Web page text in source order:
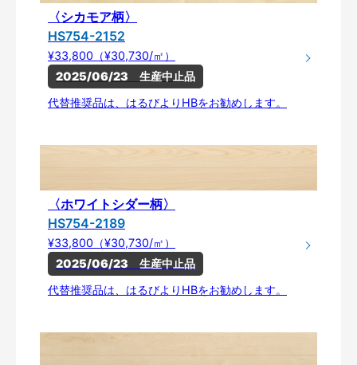
〈シカモア柄〉
HS754-2152
¥33,800（¥30,730/㎡）
2025/06/23　生産中止品
代替推奨品は、はるびよりHBをお勧めします。
〈ホワイトシダー柄〉
HS754-2189
¥33,800（¥30,730/㎡）
2025/06/23　生産中止品
代替推奨品は、はるびよりHBをお勧めします。